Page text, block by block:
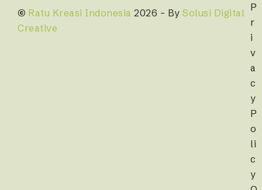
© Ratu Kreasi Indonesia 2026 – By Solusi Digital
Creative
P
r
i
v
a
c
y
P
o
li
c
y